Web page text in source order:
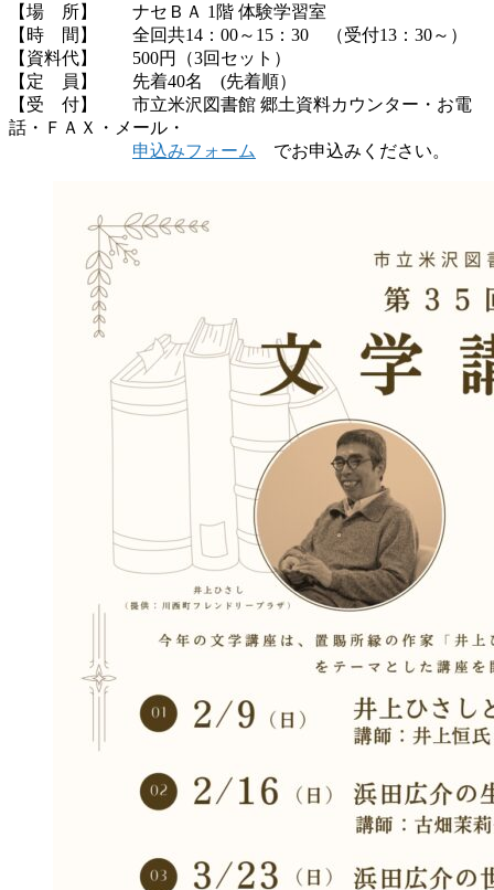
【場 所】 ナセＢＡ 1階 体験学習室
【時 間】 全回共14：00～15：30 （受付13：30～）
【資料代】 500円（3回セット）
【定 員】 先着40名 (先着順）
【受 付】 市立米沢図書館 郷土資料カウンター・お電
話・ＦＡＸ・メール・
申込みフォーム
でお申込みください。